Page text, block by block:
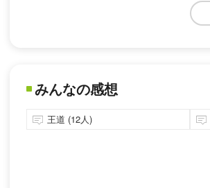
みんなの感想
王道 (12人)